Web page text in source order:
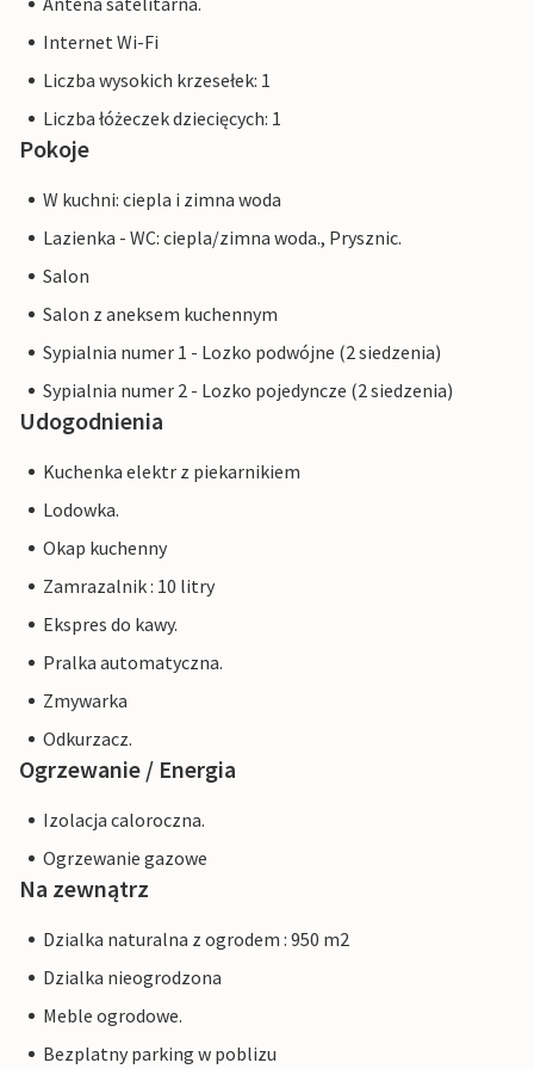
Internet Wi-Fi
Liczba wysokich krzesełek: 1
Liczba łóżeczek dziecięcych: 1
Pokoje
W kuchni: ciepla i zimna woda
Lazienka - WC: ciepla/zimna woda., Prysznic.
Salon
Salon z aneksem kuchennym
Sypialnia numer 1 - Lozko podwójne (2 siedzenia)
Sypialnia numer 2 - Lozko pojedyncze (2 siedzenia)
Udogodnienia
Kuchenka elektr z piekarnikiem
Lodowka.
Okap kuchenny
Zamrazalnik : 10 litry
Ekspres do kawy.
Pralka automatyczna.
Zmywarka
Odkurzacz.
Ogrzewanie / Energia
Izolacja caloroczna.
Ogrzewanie gazowe
Na zewnątrz
Dzialka naturalna z ogrodem : 950 m2
Dzialka nieogrodzona
Meble ogrodowe.
Bezplatny parking w poblizu